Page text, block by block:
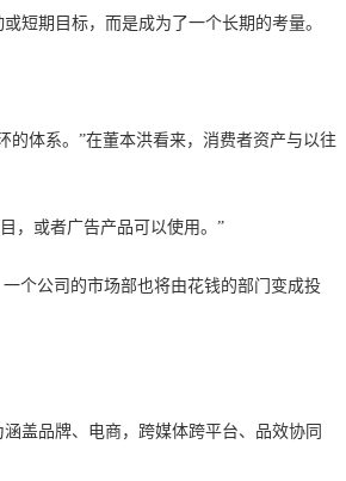
短期目标，而是成为了一个长期的考量。
体系。”在董本洪看来，消费者资产与以往
，或者广告产品可以使用。”
个公司的市场部也将由花钱的部门变成投
盖品牌、电商，跨媒体跨平台、品效协同